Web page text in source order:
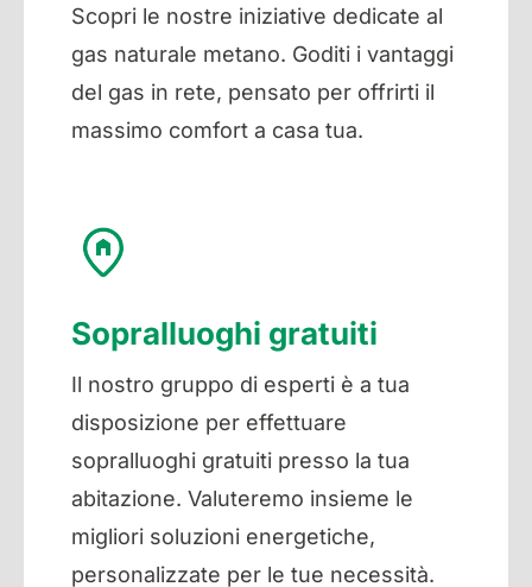
Scopri le nostre iniziative dedicate al
gas naturale metano. Goditi i vantaggi
del gas in rete, pensato per offrirti il
massimo comfort a casa tua.
Sopralluoghi gratuiti
Il nostro gruppo di esperti è a tua
disposizione per effettuare
sopralluoghi gratuiti presso la tua
abitazione. Valuteremo insieme le
migliori soluzioni energetiche,
personalizzate per le tue necessità.